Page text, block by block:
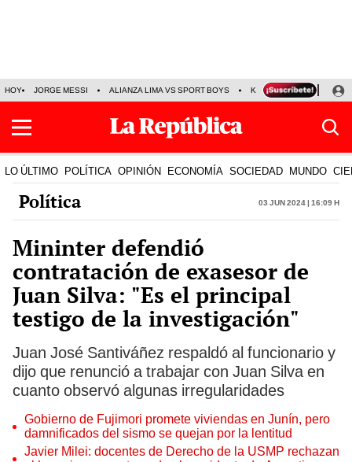
HOY JORGE MESSI ALIANZA LIMA VS SPORT BOYS KENJI FUJIMORI
LO ÚLTIMO POLÍTICA OPINIÓN ECONOMÍA SOCIEDAD MUNDO
Política 03 Jun 2024 | 16:09 h
Mininter defendió
contratación de exasesor de
Juan Silva: "Es el principal
testigo de la investigación"
Juan José Santiváñez respaldó al funcionario y
dijo que renunció a trabajar con Juan Silva en
cuanto observó algunas irregularidades
Gobierno de Fujimori promete viviendas en Junín, pero
damnificados del sismo se quejan por la lentitud
Javier Milei: docentes de Derecho de la USMP rechazan